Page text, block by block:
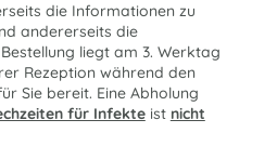
die Informationen zu
andererseits die
liegt am 3. Werktag
Rezeption während den
Sie bereit. Eine Abholung
für Infekteist nicht